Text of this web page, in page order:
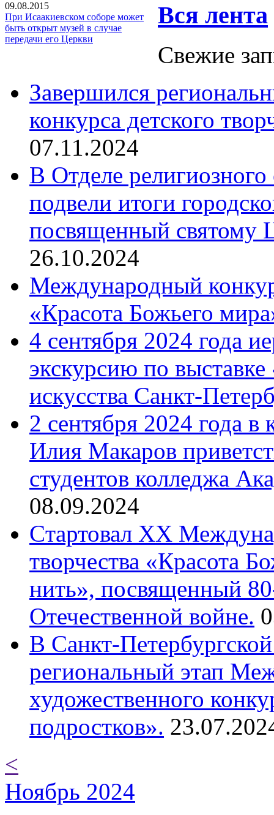
09.08.2015
При Исаакиевском соборе может
быть открыт музей в случае
передачи его Церкви
Вся лента
Свежие
Завершился
конкурса детского
07.11.2024
В Отделе религиозного
подвели итоги
посвященный святому
26.10.2024
Международный
«Красота Божьего
4 сентября 2024 года
экскурсию по
искусства Санкт-
2 сентября 2024 года
Илия Макаров
студентов колледжа
08.09.2024
Cтартовал XX
творчества «Красота
нить», посвященный
Отечественной войне.
В Санкт-
региональный этап
художественного
подростков».
<
Ноябрь 2024